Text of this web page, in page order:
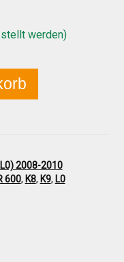
werden)
2008-2010
600, K8, K9, L0